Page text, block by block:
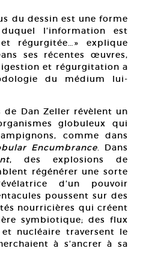
du dessin est une forme
l’information est
régurgitée…» explique
ses récentes œuvres,
et régurgitation a
du médium lui-
de Dan Zeller révèlent un
globuleux qui
comme dans
Encumbrance. Dans
, des explosions de
régénérer une sorte
d’un pouvoir
poussent sur des
nourricières qui créent
symbiotique; des flux
nucléaire traversent le
à s’ancrer à sa